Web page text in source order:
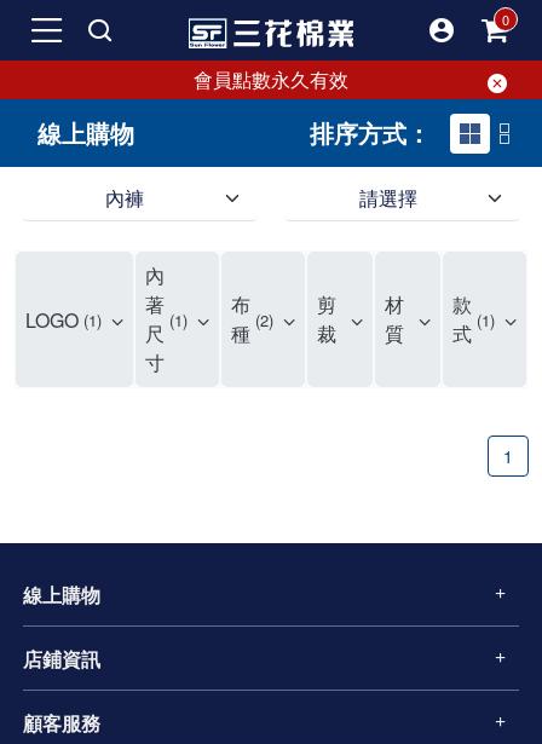
會員點數永久有效
線上購物 排序方式：
內褲 請選擇
LOGO 1
內
著
尺
寸
1
布
種 2
剪
裁
材
質
款
式 1
1
線上購物
店鋪資訊
顧客服務